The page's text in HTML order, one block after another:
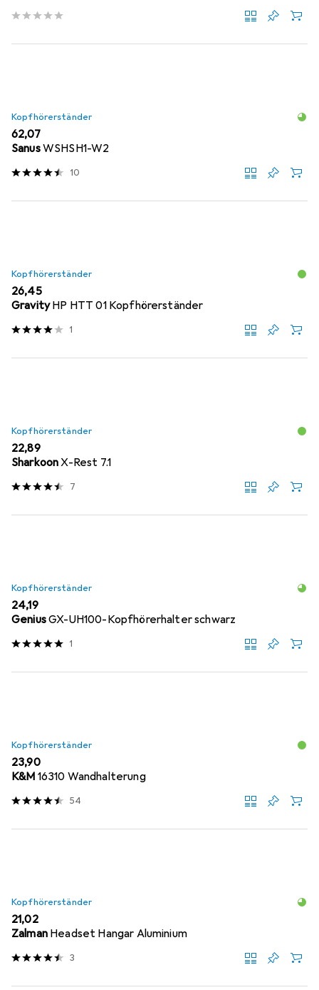
Kopfhörerständer
EUR
62,07
SanusWSHSH1-W2
10
Kopfhörerständer
EUR
26,45
GravityHP HTT 01 Kopfhörerständer
1
Kopfhörerständer
EUR
22,89
SharkoonX-Rest 7.1
7
Kopfhörerständer
EUR
24,19
GeniusGX-UH100-Kopfhörerhalter schwarz
1
Kopfhörerständer
EUR
23,90
K&M 16310 Wandhalterung
54
Kopfhörerständer
EUR
21,02
Zalman Headset Hangar Aluminium
3